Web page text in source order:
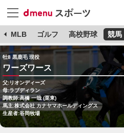
MLB ゴルフ 高校野球 競馬
牡8 黒鹿毛 現役
ワーズワース
父:リオンディーズ
母:ラブディラン
調教師:高橋 一哉 (栗東)
馬主:株式会社 カナヤマホールディングス
生産者:谷岡牧場